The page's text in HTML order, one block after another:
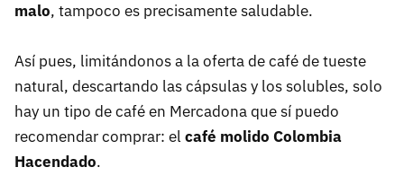
malo, tampoco es precisamente saludable.
Así pues, limitándonos a la oferta de café de tueste
natural, descartando las cápsulas y los solubles, solo
hay un tipo de café en Mercadona que sí puedo
recomendar comprar: el café molido Colombia
Hacendado.